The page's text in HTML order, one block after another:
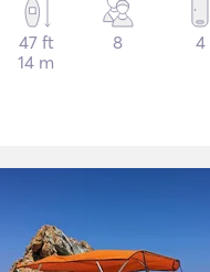
47 ft
14 m
8 4